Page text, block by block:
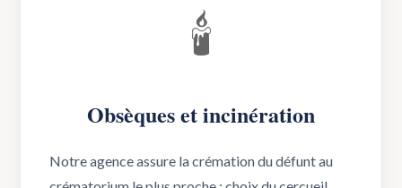
🕯️
Obsèques et incinération
Notre agence assure la crémation du défunt au